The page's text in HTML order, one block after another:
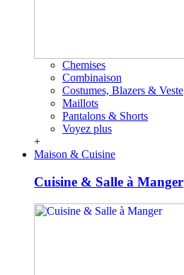
Chemises
Combinaison
Costumes, Blazers & Veste
Maillots
Pantalons & Shorts
Voyez plus
+
Maison & Cuisine
Cuisine & Salle à Manger